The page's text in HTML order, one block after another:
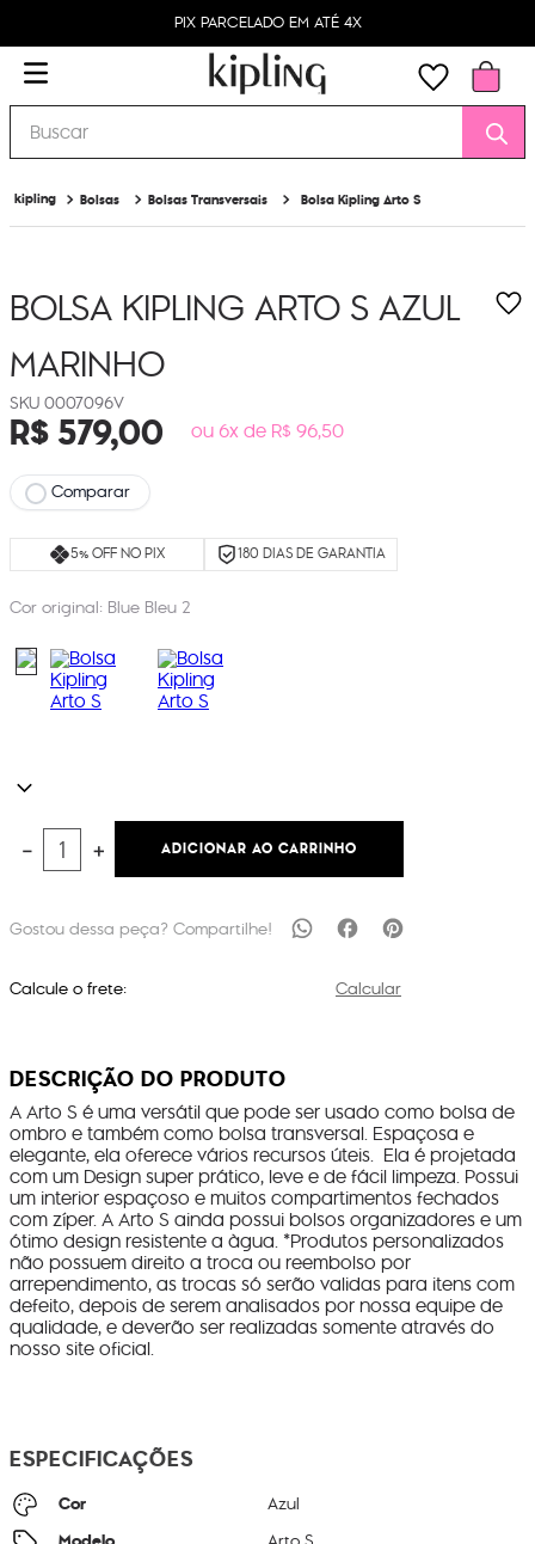
PIX PARCELADO EM ATÉ 4X
Buscar
Bolsas Bolsas Transversais Bolsa Kipling Arto S
BOLSA KIPLING ARTO SAZUL
MARINHO
0007096V
R$579,00 ou 6x de R$ 96,50
Comparar
5% OFF NO PIX 180 DIAS DE GARANTIA
Cor original: Blue Bleu 2
＋
－ ADICIONAR AO CARRINHO
Calcule o frete: Calcular
DESCRIÇÃO DO PRODUTO
A Arto S é uma versátil que pode ser usado como bolsa de
ombro e também como bolsa transversal. Espaçosa e
elegante, ela oferece vários recursos úteis. Ela é projetada
com um Design super prático, leve e de fácil limpeza. Possui
um interior espaçoso e muitos compartimentos fechados
com zíper. A Arto S ainda possui bolsos organizadores e um
ótimo design resistente a àgua. *Produtos personalizados
não possuem direito a troca ou reembolso por
arrependimento, as trocas só serão validas para itens com
defeito, depois de serem analisados por nossa equipe de
qualidade, e deverão ser realizadas somente através do
nosso site oficial.
ESPECIFICAÇÕES
Cor Azul